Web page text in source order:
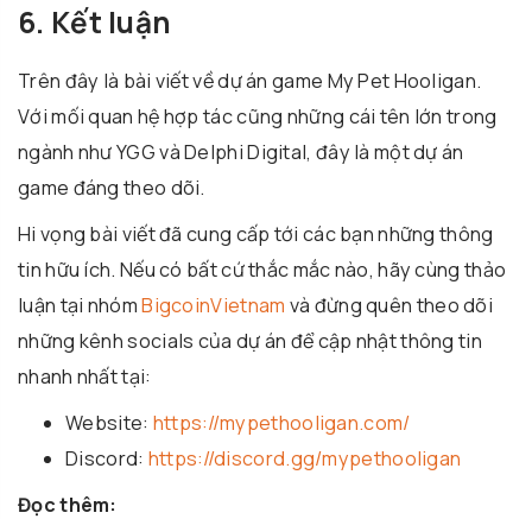
6. Kết luận
Trên đây là bài viết về dự án game My Pet Hooligan.
Với mối quan hệ hợp tác cũng những cái tên lớn trong
ngành như YGG và Delphi Digital, đây là một dự án
game đáng theo dõi.
Hi vọng bài viết đã cung cấp tới các bạn những thông
tin hữu ích. Nếu có bất cứ thắc mắc nào, hãy cùng thảo
luận tại nhómBigcoinVietnam và đừng quên theo dõi
những kênh socials của dự án để cập nhật thông tin
nhanh nhất tại:
Website: https://mypethooligan.com/
Discord: https://discord.gg/mypethooligan
Đọc thêm: